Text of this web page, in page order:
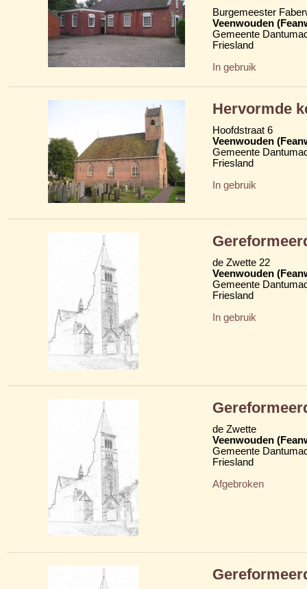
Burgemeester
Veenwouden
Gemeente
Friesland
In gebruik
Hervormde
Hoofdstraat 6
Veenwouden
Gemeente
Friesland
In gebruik
de Zwette 22
Veenwouden
Gemeente
Friesland
In gebruik
de Zwette
Veenwouden
Gemeente
Friesland
Afgebroken